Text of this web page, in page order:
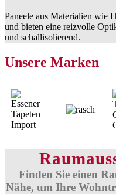
Paneele aus Materialien wie
und bieten eine reizvolle
und schallisolierend.
Unsere Marken
Finden Sie einen
Nähe, um Ihre